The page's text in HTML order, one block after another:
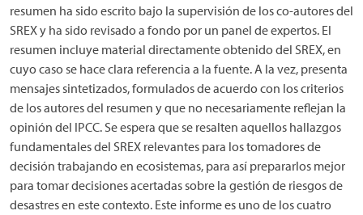
resumen ha sido escrito bajo la supervisión de los co-autores del
SREX y ha sido revisado a fondo por un panel de expertos. El
resumen incluye material directamente obtenido del SREX, en
cuyo caso se hace clara referencia a la fuente. A la vez, presenta
mensajes sintetizados, formulados de acuerdo con los criterios
de los autores del resumen y que no necesariamente reflejan la
opinión del IPCC. Se espera que se resalten aquellos hallazgos
fundamentales del SREX relevantes para los tomadores de
decisión trabajando en ecosistemas, para así prepararlos mejor
para tomar decisiones acertadas sobre la gestión de riesgos de
desastres en este contexto. Este informe es uno de los cuatro